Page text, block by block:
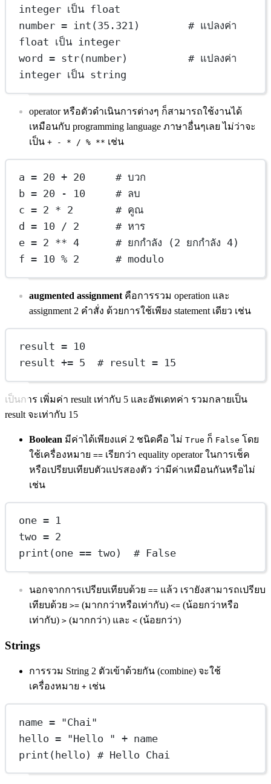
integer เป็น float
number = int (35.321 ) # แปลงค่า
float เป็น integer
word = str(number) # แปลงค่า
integer เป็น string
operator หรือตัวดำเนินการต่างๆ ก็สามารถใช้งานได้
เหมือนกับ programming language ภาษาอื่นๆเลย ไม่ว่าจะ
เป็น + - * / % ** เช่น
a = 20 + 20
# บวก
b = 20 - 10
# ลบ
c = 2 * 2
# คูณ
d = 10 / 2
# หาร
e = 2 ** 4
# ยกกำลัง (2 ยกกำลัง 4)
f = 10 % 2 # modulo
augmented assignment คือการรวม operation และ
assignment 2 คำสั่ง ด้วยการใช้เพียง statement เดียว เช่น
result = 10
result += 5 # result = 15
เป็นการ เพิ่มค่า result เท่ากับ 5 และอัพเดทค่า รวมกลายเป็น
result จะเท่ากับ 15
Boolean มีค่าได้เพียงแค่ 2 ชนิดคือ ไม่ True ก็ False โดย
ใช้เครื่องหมาย == เรียกว่า equality operator ในการเช็ค
หรือเปรียบเทียบตัวแปรสองตัว ว่ามีค่าเหมือนกันหรือไม่
เช่น
one = 1
two = 2
print (one == two) # False
นอกจากการเปรียบเทียบด้วย == แล้ว เรายังสามารถเปรียบ
เทียบด้วย >= (มากกว่าหรือเท่ากับ) <= (น้อยกว่าหรือ
เท่ากับ) > (มากกว่า) และ < (น้อยกว่า)
Strings
การรวม String 2 ตัวเข้าด้วยกัน (combine) จะใช้
เครื่องหมาย + เช่น
name = "Chai"
hello = "Hello " + name
print (hello) # Hello Chai